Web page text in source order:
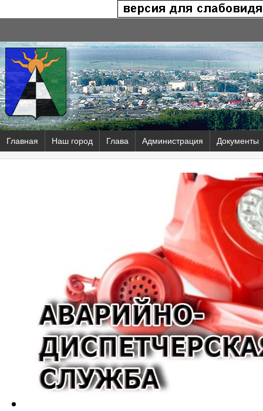
Главная Наш город Глава Администрация Документы